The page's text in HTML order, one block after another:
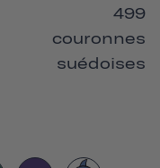
499
couronnes
suédoises